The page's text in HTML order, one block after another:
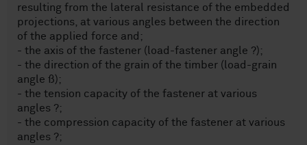
resulting from the lateral resistance of the embedded
projections, at various angles between the direction
of the applied force and;
- the axis of the fastener (load-fastener angle ?);
- the direction of the grain of the timber (load-grain
angle ß);
- the tension capacity of the fastener at various
angles ?;
- the compression capacity of the fastener at various
angles ?;